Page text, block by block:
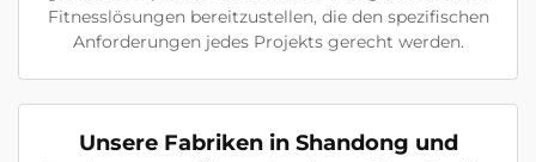
Fitnesslösungen bereitzustellen, die den spezifischen
Anforderungen jedes Projekts gerecht werden.
Unsere Fabriken in Shandong und